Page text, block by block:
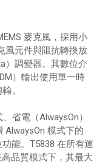
麥克風，採用小
風元件與阻抗轉換放
）調變器。其數位介
）輸出使用單一時
。
省電（AlwaysOn）
AlwaysOn 模式下的
功能。T5838 在所有運
品質模式下，其最大